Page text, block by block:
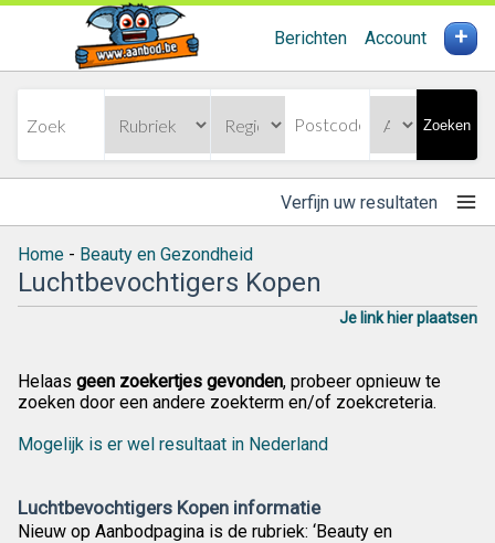
Berichten Account +
Zoeken
Verfijn uw resultaten
Home - Beauty en Gezondheid
Luchtbevochtigers Kopen
Je link hier plaatsen
Helaas geen zoekertjes gevonden, probeer opnieuw te
zoeken door een andere zoekterm en/of zoekcreteria.
Mogelijk is er wel resultaat in Nederland
Luchtbevochtigers Kopen informatie
Nieuw op Aanbodpagina is de rubriek: ‘Beauty en